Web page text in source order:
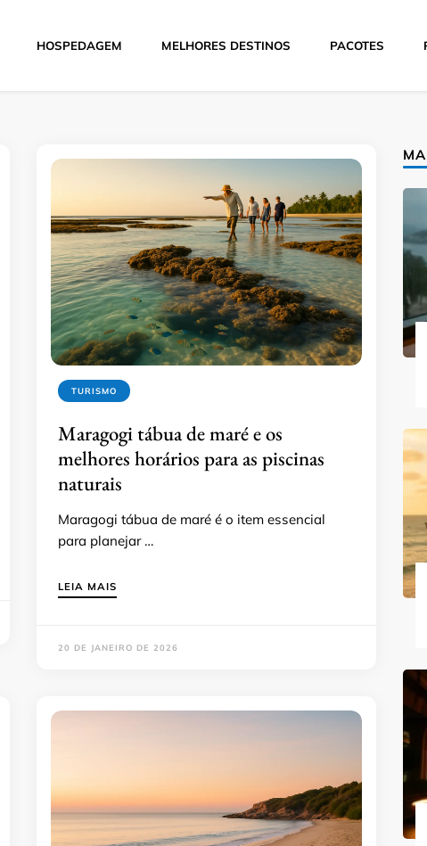
HOSPEDAGEM MELHORES DESTINOS PACOTES
TURISMO
Maragogi tábua de maré e os
melhores horários para as piscinas
naturais
Maragogi tábua de maré é o item essencial
para planejar …
LEIA MAIS
20 DE JANEIRO DE 2026